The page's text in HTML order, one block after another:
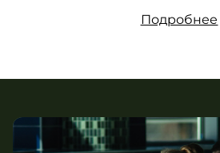
Подробнее